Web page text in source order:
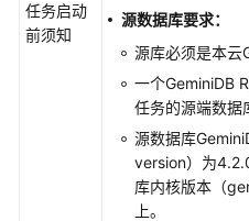
Oracle
DDM
Kafka
任务启动
前须知
源数据库要求：
源库必须是本云
一个GeminiDB
任务的源端数据
源数据库
version）为
库内核版本（
上。